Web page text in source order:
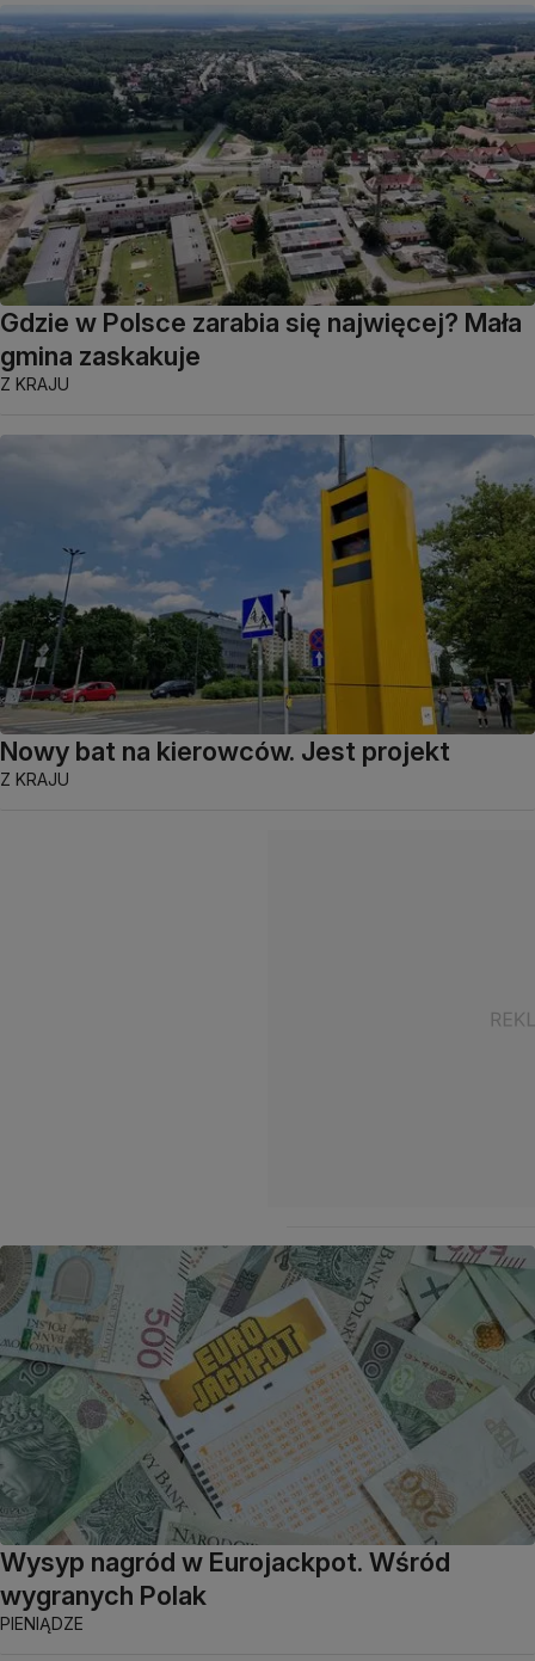
Gdzie w Polsce zarabia się najwięcej? Mała
gmina zaskakuje
Z KRAJU
Nowy bat na kierowców. Jest projekt
Z KRAJU
Wysyp nagród w Eurojackpot. Wśród
wygranych Polak
PIENIĄDZE